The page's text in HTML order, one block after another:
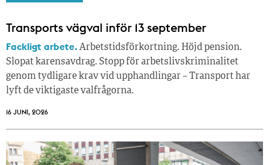
Transports vägval inför 13 september
Fackligt arbete.Arbetstidsförkortning. Höjd pension.
Slopat karensavdrag. Stopp för arbetslivskriminalitet
genom tydligare krav vid upphandlingar – Transport har
lyft de viktigaste valfrågorna.
16 JUNI, 2026